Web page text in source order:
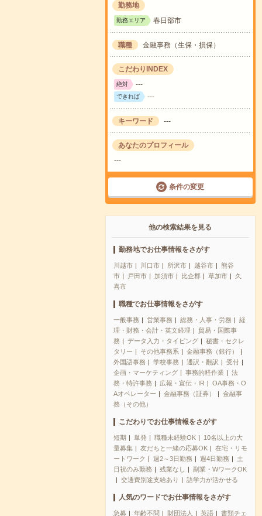
勤務地
勤務エリア 春日部市
職種 金融事務（生保・損保）
こだわりINDEX
絶対 ---
できれば ---
キーワード ---
あなたのプロフィール
---
条件の変更
他の検索結果を見る
勤務地でお仕事情報をさがす
川越市 川口市 所沢市 越谷市
熊谷
市
戸田市 加須市 比企郡 草加市
久
喜市
職種でお仕事情報をさがす
一般事務 営業事務 総務・人事・労務
経
理・財務・会計・英文経理
貿易・国際事
務
データ入力・タイピング
秘書・セクレ
タリー
その他事務系
金融事務（銀行）
外国語事務
学校事務 通訳・翻訳
受付
企画・マーケティング
事務的軽作業
法
務・特許事務
広報・宣伝・IR
OA事務・O
Aオペレーター
金融事務（証券）
金融事
務（その他）
こだわりでお仕事情報をさがす
短期 単発 職種未経験OK
10名以上の大
量募集
友だちと一緒の応募OK
在宅・リモ
ートワーク
週2～3日勤務 週4日勤務
土
日祝のみ勤務
残業なし
副業・WワークOK
交通費別途支給あり
語学力が活かせる
人気のワードでお仕事情報をさがす
急募 年齢不問 財団法人 英語
書類チェ